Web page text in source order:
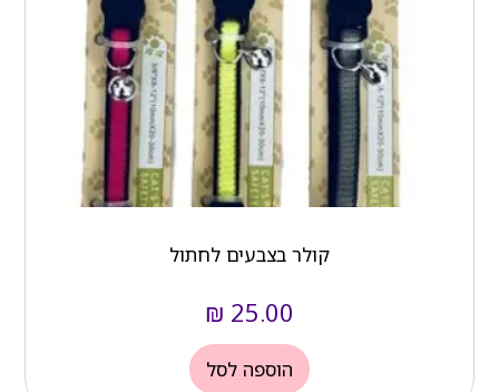
קולר בצבעים לחתול
₪ 25.00
הוספה לסל